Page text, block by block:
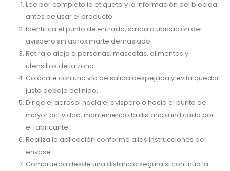
Lee por completo la etiqueta y la información del biocida
antes de usar el producto.
Identifica el punto de entrada, salida o ubicación del
avispero sin aproximarte demasiado.
Retira o aleja a personas, mascotas, alimentos y
utensilios de la zona.
Colócate con una vía de salida despejada y evita quedar
justo debajo del nido.
Dirige el aerosol hacia el avispero o hacia el punto de
mayor actividad, manteniendo la distancia indicada por
el fabricante.
Realiza la aplicación conforme a las instrucciones del
envase.
Comprueba desde una distancia segura si continúa la